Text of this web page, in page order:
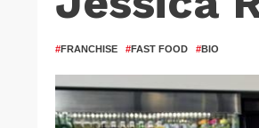
#FRANCHISE #FAST FOOD #BIO